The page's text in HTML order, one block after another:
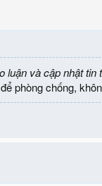
luận và cập nhật tin
phòng chống,